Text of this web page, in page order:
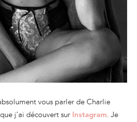
vous parler de Charlie
j’ai découvert sur Instagram. Je